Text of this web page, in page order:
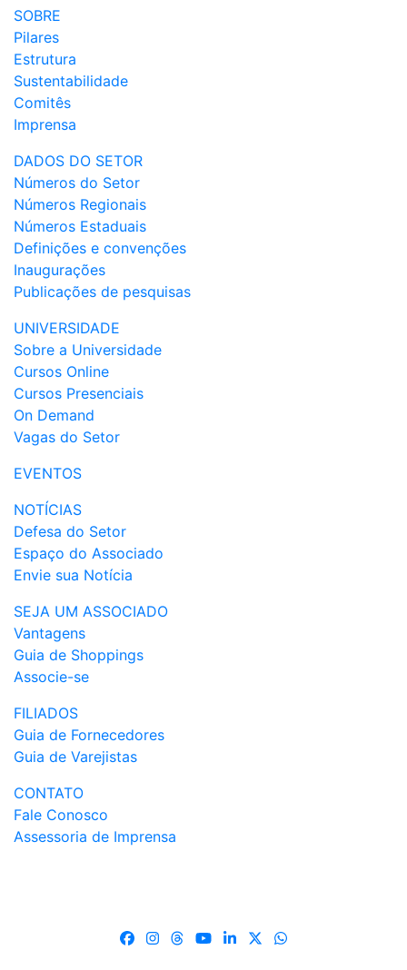
SOBRE
Pilares
Estrutura
Sustentabilidade
Comitês
Imprensa
DADOS DO SETOR
Números do Setor
Números Regionais
Números Estaduais
Definições e convenções
Inaugurações
Publicações de pesquisas
UNIVERSIDADE
Sobre a Universidade
Cursos Online
Cursos Presenciais
On Demand
Vagas do Setor
EVENTOS
NOTÍCIAS
Defesa do Setor
Espaço do Associado
Envie sua Notícia
SEJA UM ASSOCIADO
Vantagens
Guia de Shoppings
Associe-se
FILIADOS
Guia de Fornecedores
Guia de Varejistas
CONTATO
Fale Conosco
Assessoria de Imprensa